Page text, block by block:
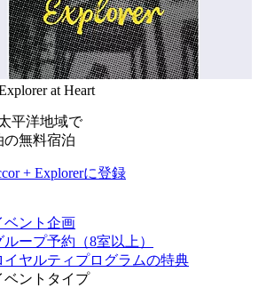
at Heart
平洋地域で
の無料宿泊
+ Explorerに登録
ベント企画
ループ予約（8室以上）
イヤルティプログラムの特典
ベントタイプ